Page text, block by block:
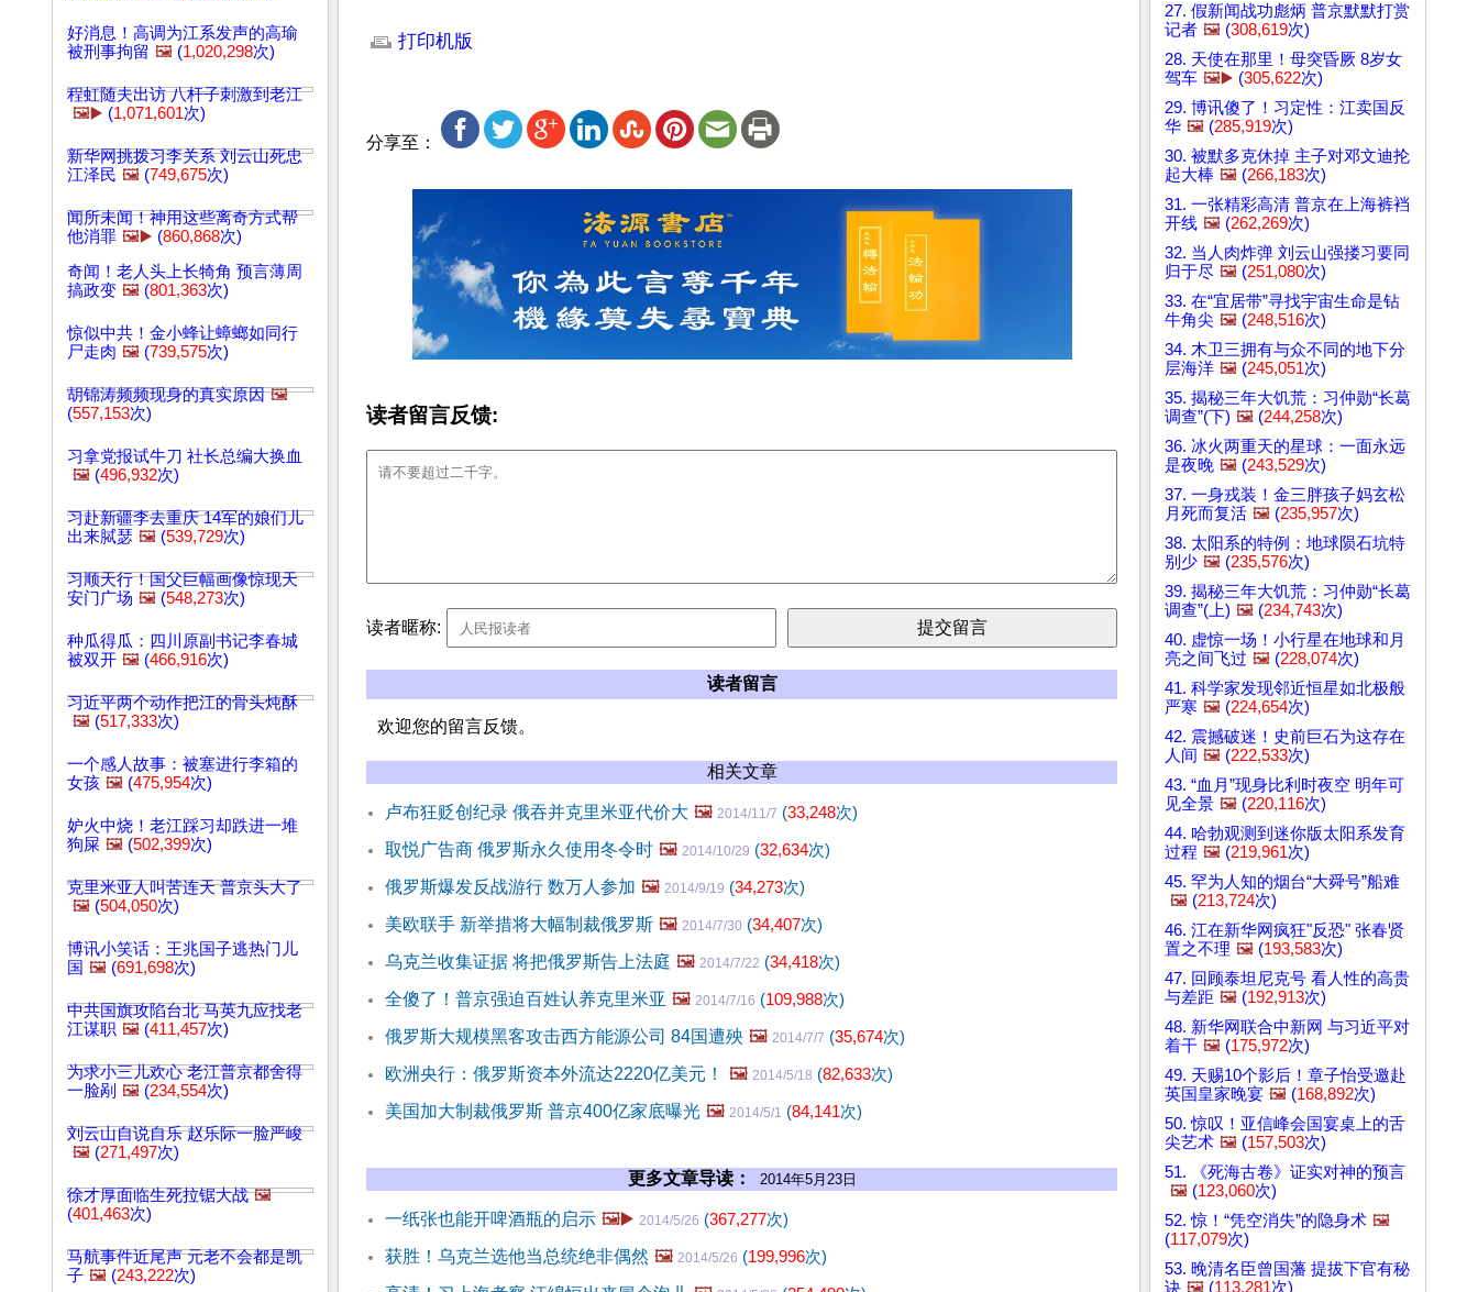
好消息！高调为江系发声的高瑜
被刑事拘留 🖼️ (1,020,298次)
程虹随夫出访 八杆子刺激到老江
🖼️▶️ (1,071,601次)
新华网挑拨习李关系 刘云山死忠
江泽民 🖼️ (749,675次)
闻所未闻！神用这些离奇方式帮
他消罪 🖼️▶️ (860,868次)
奇闻！老人头上长犄角 预言薄周
搞政变 🖼️ (801,363次)
惊似中共！金小蜂让蟑螂如同行
尸走肉 🖼️ (739,575次)
胡锦涛频频现身的真实原因 🖼️
(557,153次)
习拿党报试牛刀 社长总编大换血
🖼️ (496,932次)
习赴新疆李去重庆 14军的娘们儿
出来脦瑟 🖼️ (539,729次)
习顺天行！国父巨幅画像惊现天
安门广场 🖼️ (548,273次)
种瓜得瓜：四川原副书记李春城
被双开 🖼️ (466,916次)
习近平两个动作把江的骨头炖酥
🖼️ (517,333次)
一个感人故事：被塞进行李箱的
女孩 🖼️ (475,954次)
妒火中烧！老江踩习却跌进一堆
狗屎 🖼️ (502,399次)
克里米亚人叫苦连天 普京头大了
🖼️ (504,050次)
博讯小笑话：王兆国子逃热门儿
国 🖼️ (691,698次)
中共国旗攻陷台北 马英九应找老
江谋职 🖼️ (411,457次)
为求小三儿欢心 老江普京都舍得
一脸剐 🖼️ (234,554次)
刘云山自说自乐 赵乐际一脸严峻
🖼️ (271,497次)
徐才厚面临生死拉锯大战 🖼️
(401,463次)
马航事件近尾声 元老不会都是凯
子 🖼️ (243,222次)
打印机版
分享至：
读者留言反馈:
读者暱称:
读者留言
欢迎您的留言反馈。
相关文章
卢布狂贬创纪录 俄吞并克里米亚代价大 🖼️ 2014/11/7 (33,248次)
取悦广告商 俄罗斯永久使用冬令时 🖼️ 2014/10/29 (32,634次)
俄罗斯爆发反战游行 数万人参加 🖼️ 2014/9/19 (34,273次)
美欧联手 新举措将大幅制裁俄罗斯 🖼️ 2014/7/30 (34,407次)
乌克兰收集证据 将把俄罗斯告上法庭 🖼️ 2014/7/22 (34,418次)
全傻了！普京强迫百姓认养克里米亚 🖼️ 2014/7/16 (109,988次)
俄罗斯大规模黑客攻击西方能源公司 84国遭殃 🖼️ 2014/7/7 (35,674次)
欧洲央行：俄罗斯资本外流达2220亿美元！
🖼️ 2014/5/18 (82,633次)
美国加大制裁俄罗斯 普京400亿家底曝光 🖼️ 2014/5/1 (84,141次)
更多文章导读： 2014年5月23日
一纸张也能开啤酒瓶的启示 🖼️▶️ 2014/5/26 (367,277次)
获胜！乌克兰选他当总统绝非偶然 🖼️ 2014/5/26 (199,996次)
27. 假新闻战功彪炳 普京默默打赏
记者 🖼️ (308,619次)
28. 天使在那里！母突昏厥 8岁女
驾车 🖼️▶️ (305,622次)
29. 博讯傻了！习定性：江卖国反
华 🖼️ (285,919次)
30. 被默多克休掉 主子对邓文迪抡
起大棒 🖼️ (266,183次)
31. 一张精彩高清 普京在上海裤裆
开线 🖼️ (262,269次)
32. 当人肉炸弹 刘云山强搂习要同
归于尽 🖼️ (251,080次)
33. 在“宜居带”寻找宇宙生命是钻
牛角尖 🖼️ (248,516次)
34. 木卫三拥有与众不同的地下分
层海洋 🖼️ (245,051次)
35. 揭秘三年大饥荒：习仲勋“长葛
调查”(下) 🖼️ (244,258次)
36. 冰火两重天的星球：一面永远
是夜晚 🖼️ (243,529次)
37. 一身戎装！金三胖孩子妈玄松
月死而复活 🖼️ (235,957次)
38. 太阳系的特例：地球陨石坑特
别少 🖼️ (235,576次)
39. 揭秘三年大饥荒：习仲勋“长葛
调查”(上) 🖼️ (234,743次)
40. 虚惊一场！小行星在地球和月
亮之间飞过 🖼️ (228,074次)
41. 科学家发现邻近恒星如北极般
严寒 🖼️ (224,654次)
42. 震撼破迷！史前巨石为这存在
人间 🖼️ (222,533次)
43. “血月”现身比利时夜空 明年可
见全景 🖼️ (220,116次)
44. 哈勃观测到迷你版太阳系发育
过程 🖼️ (219,961次)
45. 罕为人知的烟台“大舜号”船难
🖼️ (213,724次)
46. 江在新华网疯狂"反恐" 张春贤
置之不理 🖼️ (193,583次)
47. 回顾泰坦尼克号 看人性的高贵
与差距 🖼️ (192,913次)
48. 新华网联合中新网 与习近平对
着干 🖼️ (175,972次)
49. 天赐10个影后！章子怡受邀赴
英国皇家晚宴 🖼️ (168,892次)
50. 惊叹！亚信峰会国宴桌上的舌
尖艺术 🖼️ (157,503次)
51. 《死海古卷》证实对神的预言
🖼️ (123,060次)
52. 惊！“凭空消失”的隐身术 🖼️
(117,079次)
53. 晚清名臣曾国藩 提拔下官有秘
诀 🖼️ (113,281次)